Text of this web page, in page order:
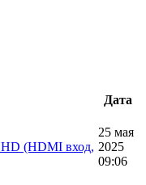
Дата
(HDMI вход,
25 мая
2025
09:06